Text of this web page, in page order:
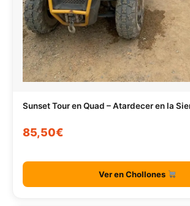
Sunset Tour en Quad – Atardecer en la
85,50€
Ver en Chollones